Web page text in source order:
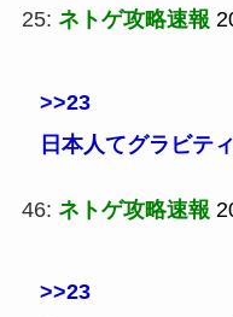
25: ネトゲ攻略速報
>>23
日本人てグラビテ
46: ネトゲ攻略速報
>>23